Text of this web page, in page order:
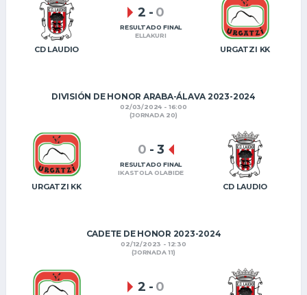
CD LAUDIO URGATZI KK
2 - 0
RESULTADO FINAL
ELLAKURI
DIVISIÓN DE HONOR ARABA-ÁLAVA 2023-2024
02/03/2024 - 16:00
(JORNADA 20)
URGATZI KK CD LAUDIO
0 - 3
RESULTADO FINAL
IKASTOLA OLABIDE
CADETE DE HONOR 2023-2024
02/12/2023 - 12:30
(JORNADA 11)
2 - 0